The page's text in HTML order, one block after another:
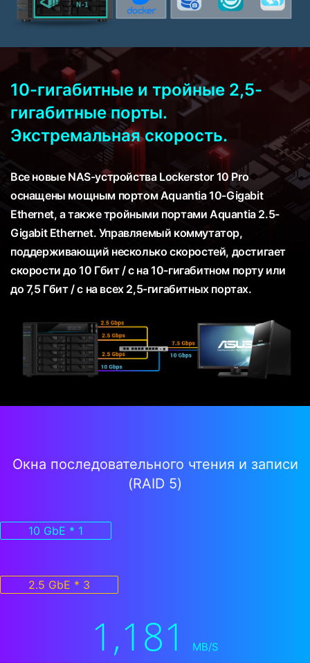
10-гигабитные и тройные 2,5-
гигабитные порты.
Экстремальная скорость.
Все новые NAS-устройства Lockerstor 10 Pro
оснащены мощным портом Aquantia 10-Gigabit
Ethernet, а также тройными портами Aquantia 2.5-
Gigabit Ethernet. Управляемый коммутатор,
поддерживающий несколько скоростей, достигает
скорости до 10 Гбит / с на 10-гигабитном порту или
до 7,5 Гбит / с на всех 2,5-гигабитных портах.
Окна последовательного чтения и записи
(RAID 5)
10 GbE * 1
2.5 GbE * 3
1,181 MB/S